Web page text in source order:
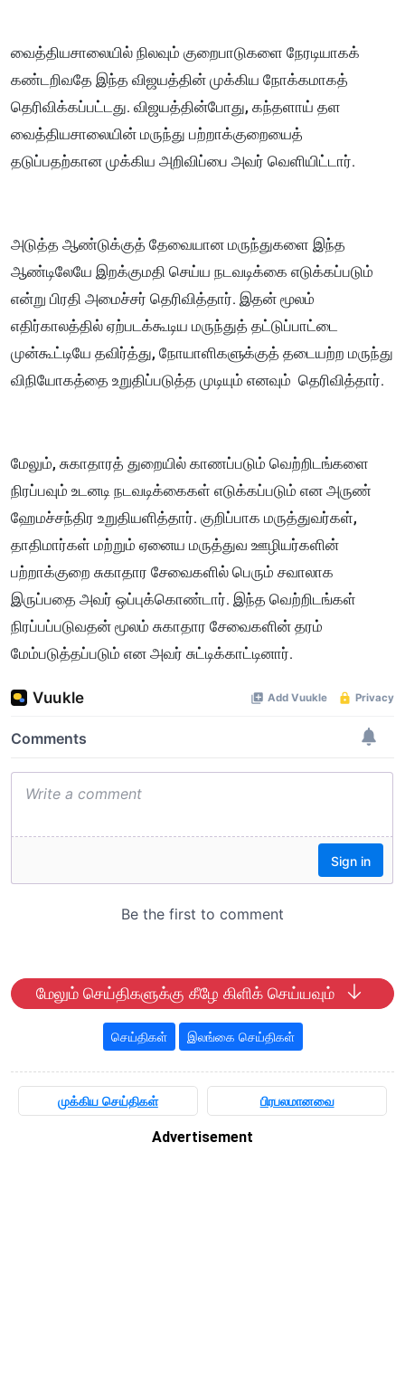
வைத்தியசாலையில் நிலவும் குறைபாடுகளை நேரடியாகக்
கண்டறிவதே இந்த விஜயத்தின் முக்கிய நோக்கமாகத்
தெரிவிக்கப்பட்டது. விஜயத்தின்போது, கந்தளாய் தள
வைத்தியசாலையின் மருந்து பற்றாக்குறையைத்
தடுப்பதற்கான முக்கிய அறிவிப்பை அவர் வெளியிட்டார்.
அடுத்த ஆண்டுக்குத் தேவையான மருந்துகளை இந்த
ஆண்டிலேயே இறக்குமதி செய்ய நடவடிக்கை எடுக்கப்படும்
என்று பிரதி அமைச்சர் தெரிவித்தார். இதன் மூலம்
எதிர்காலத்தில் ஏற்படக்கூடிய மருந்துத் தட்டுப்பாட்டை
முன்கூட்டியே தவிர்த்து, நோயாளிகளுக்குத் தடையற்ற மருந்து
விநியோகத்தை உறுதிப்படுத்த முடியும் எனவும் தெரிவித்தார்.
மேலும், சுகாதாரத் துறையில் காணப்படும் வெற்றிடங்களை
நிரப்பவும் உடனடி நடவடிக்கைகள் எடுக்கப்படும் என அருண்
ஹேமச்சந்திர உறுதியளித்தார். குறிப்பாக மருத்துவர்கள்,
தாதிமார்கள் மற்றும் ஏனைய மருத்துவ ஊழியர்களின்
பற்றாக்குறை சுகாதார சேவைகளில் பெரும் சவாலாக
இருப்பதை அவர் ஒப்புக்கொண்டார். இந்த வெற்றிடங்கள்
நிரப்பப்படுவதன் மூலம் சுகாதார சேவைகளின் தரம்
மேம்படுத்தப்படும் என அவர் சுட்டிக்காட்டினார்.
மேலும் செய்திகளுக்கு கீழே கிளிக் செய்யவும்
செய்திகள் இலங்கை செய்திகள்
முக்கிய செய்திகள் பிரபலமானவை
Advertisement